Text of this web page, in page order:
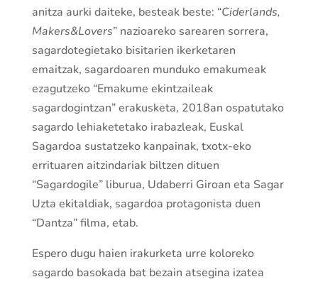
anitza aurki daiteke, besteak beste: “Ciderlands,
Makers&Lovers” nazioareko sarearen sorrera,
sagardotegietako bisitarien ikerketaren
emaitzak, sagardoaren munduko emakumeak
ezagutzeko “Emakume ekintzaileak
sagardogintzan” erakusketa, 2018an ospatutako
sagardo lehiaketetako irabazleak, Euskal
Sagardoa sustatzeko kanpainak, txotx-eko
errituaren aitzindariak biltzen dituen
“Sagardogile” liburua, Udaberri Giroan eta Sagar
Uzta ekitaldiak, sagardoa protagonista duen
“Dantza” filma, etab.
Espero dugu haien irakurketa urre koloreko
sagardo basokada bat bezain atsegina izatea